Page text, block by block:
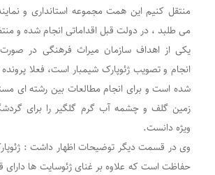
منتقل کنیم این همت مجموعه استانداری و
می طلبد ، در دولت قبل اقداماتی انجام شده و
یکی از اهداف سازمان میراث فرهنگی در صورت
انجام و تصویب ژئوپارک شیمبار است، فعلا
شده است و برای انجام مطالعات بین رشته ای
زمین گلف و چشمه آب گرم گلگیر را برای
ویژه دانست.
وی در قسمت دیگر توضیحات اظهار داشت :
حفاظت است که علاوه بر غنای ژئوسایت ها دارای